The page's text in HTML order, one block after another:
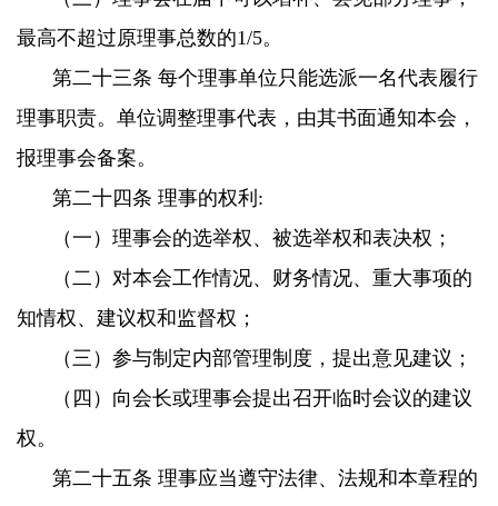
最高不超过原理事总数的1/5。
第二十三条 每个理事单位只能选派一名代表履行
理事职责。单位调整理事代表，由其书面通知本会，
报理事会备案。
第二十四条 理事的权利:
（一）理事会的选举权、被选举权和表决权；
（二）对本会工作情况、财务情况、重大事项的
知情权、建议权和监督权；
（三）参与制定内部管理制度，提出意见建议；
（四）向会长或理事会提出召开临时会议的建议
权。
第二十五条 理事应当遵守法律、法规和本章程的